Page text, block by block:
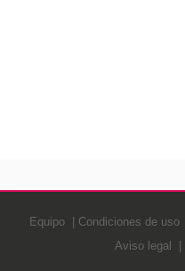
Equipo Condiciones de uso
Aviso legal